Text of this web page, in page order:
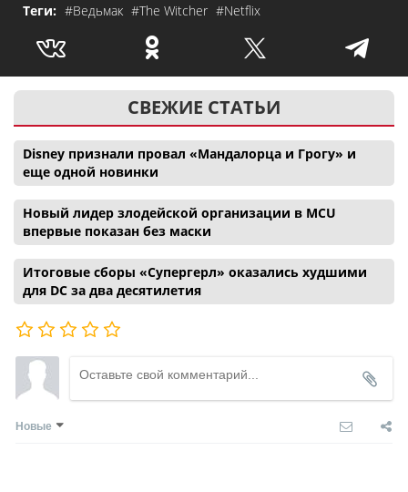
Теги: #Ведьмак #The Witcher #Netflix
СВЕЖИЕ СТАТЬИ
Disney признали провал «Мандалорца и Грогу» и
еще одной новинки
Новый лидер злодейской организации в MCU
впервые показан без маски
Итоговые сборы «Супергерл» оказались худшими
для DC за два десятилетия
Новые